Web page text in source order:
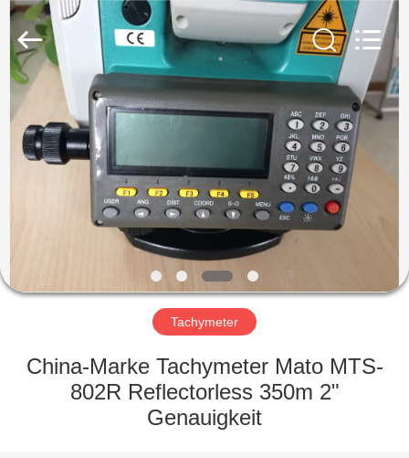
HAUS
PRODUKTE
FABRIK-
QUALITÄTSKONTROLLE
Electronic
Technology
Ltd..
Rights
Reserved.
Tachymeter
China-Marke Tachymeter Mato MTS-
802R Reflectorless 350m 2"
Genauigkeit